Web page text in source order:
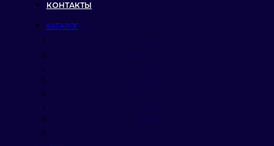
КОНТАКТЫ
КАТАЛОГ